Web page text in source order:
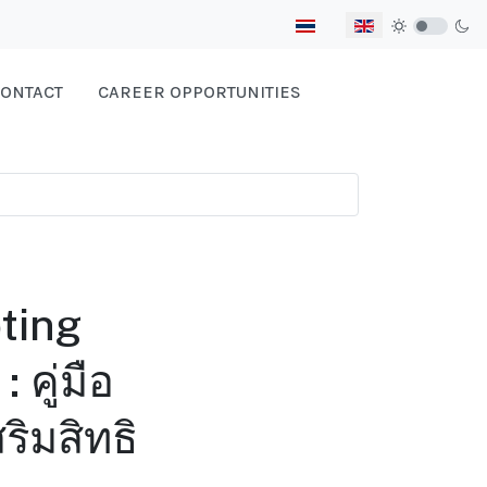
Select your language
CAREER OPPORTUNITIES
คู่มือ
มสิทธิ